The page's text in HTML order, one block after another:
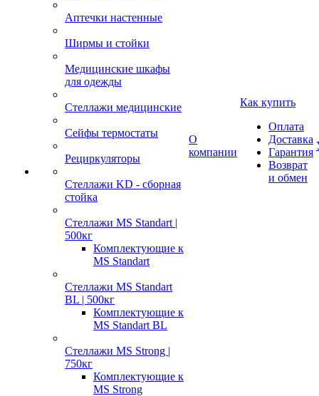
Аптечки настенные
Ширмы и стойки
Медицинские шкафы
для одежды
Стеллажи медицинские
Сейфы термостаты
Рециркуляторы
Стеллажи KD - сборная
стойка
Стеллажи MS Standart |
500кг
Комплектующие к
MS Standart
Стеллажи MS Standart
BL | 500кг
Комплектующие к
MS Standart BL
Стеллажи MS Strong |
750кг
Комплектующие к
MS Strong
О
компании
Как купить
Оплата
Доставка
Гарантия
Возврат
и обмен